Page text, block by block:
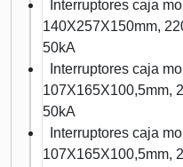
Interruptores caja
140X257X150mm,
50kA
Interruptores caja
107X165X100,5mm,
50kA
Interruptores caja
107X165X100,5mm,